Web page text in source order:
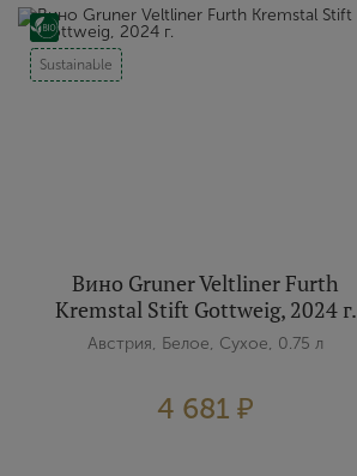
Sustainable
Вино Gruner Veltliner Furth
Kremstal Stift Gottweig, 2024 г.
Австрия, Белое, Сухое, 0.75 л
4 681 ₽